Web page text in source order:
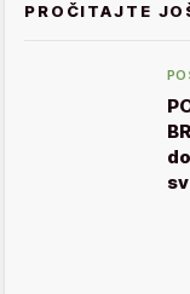
PROČITAJTE